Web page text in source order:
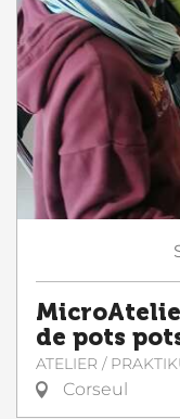
de pots
ATELIER /
Corseul